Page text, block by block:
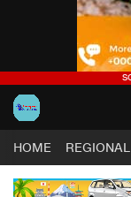
HOME REGIONAL